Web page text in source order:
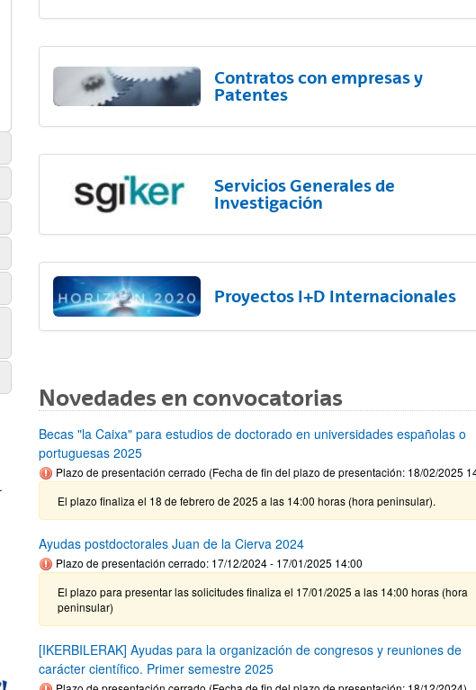
Contratos con empresas y
Patentes
Servicios Generales de
Investigación
Proyectos I+D Internacionales
Novedades en convocatorias
Becas "la Caixa" para estudios de doctorado en universidades españolas o
portuguesas 2025
Plazo de presentación cerrado (Fecha de fin del plazo de presentación: 18/02/2025
El plazo finaliza el 18 de febrero de 2025 a las 14:00 horas (hora peninsular).
Ayudas postdoctorales Juan de la Cierva 2024
Plazo de presentación cerrado: 17/12/2024 - 17/01/2025 14:00
El plazo para presentar las solicitudes finaliza el 17/01/2025 a las 14:00 horas (hora
peninsular)
[IKERBILERAK] Ayudas para la organización de congresos y reuniones de
carácter científico. Primer semestre 2025